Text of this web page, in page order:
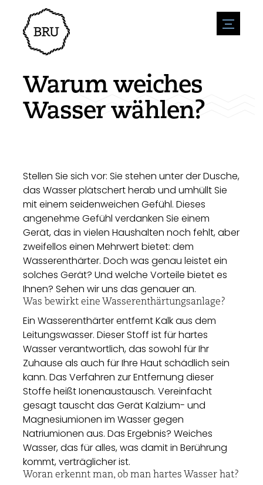
menu
Veranstaltungskalender
Veranstaltung anmelden
Übernachtung
Geschäfte
Natur & wasser
Zugänglichkeit
Parken
Unternehmen
BIZ Bruinisse
Neuigkeiten einreichen
Warum weiches
Wasser wählen?
Stellen Sie sich vor: Sie stehen unter der Dusche,
das Wasser plätschert herab und umhüllt Sie
mit einem seidenweichen Gefühl. Dieses
angenehme Gefühl verdanken Sie einem
Gerät, das in vielen Haushalten noch fehlt, aber
zweifellos einen Mehrwert bietet: dem
Wasserenthärter. Doch was genau leistet ein
solches Gerät? Und welche Vorteile bietet es
Ihnen? Sehen wir uns das genauer an.
Was bewirkt eine Wasserenthärtungsanlage?
Ein Wasserenthärter entfernt Kalk aus dem
Leitungswasser. Dieser Stoff ist für hartes
Wasser verantwortlich, das sowohl für Ihr
Zuhause als auch für Ihre Haut schädlich sein
kann. Das Verfahren zur Entfernung dieser
Stoffe heißt Ionenaustausch. Vereinfacht
gesagt tauscht das Gerät Kalzium- und
Magnesiumionen im Wasser gegen
Natriumionen aus. Das Ergebnis? Weiches
Wasser, das für alles, was damit in Berührung
kommt, verträglicher ist.
Woran erkennt man, ob man hartes Wasser hat?